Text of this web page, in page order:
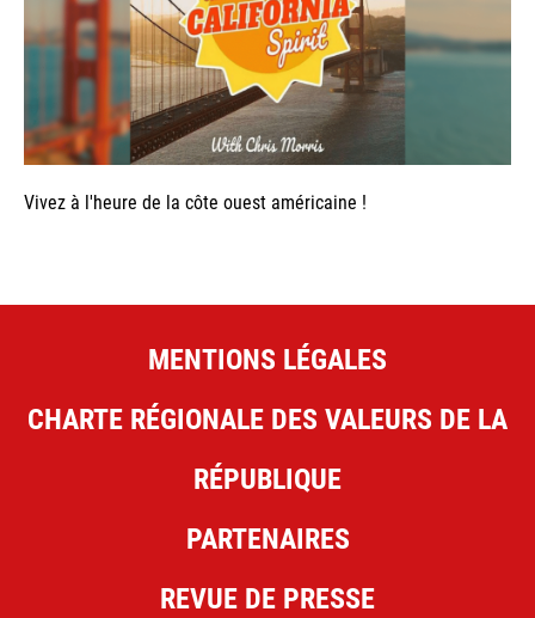
Vivez à l'heure de la côte ouest américaine !
MENTIONS LÉGALES
CHARTE RÉGIONALE DES VALEURS DE LA
RÉPUBLIQUE
PARTENAIRES
REVUE DE PRESSE